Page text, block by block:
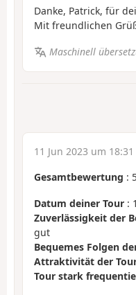
Danke, Patrick, für
Mit freundlichen
Maschinell
11 Jun 2023 um 18:31
Gesamtbewertung :
Datum deiner Tour :
Zuverlässigkeit der
gut
Bequemes Folgen
Attraktivität der
Tour stark